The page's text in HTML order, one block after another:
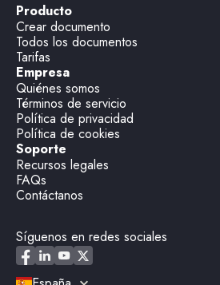
Producto
Crear documento
Todos los documentos
Tarifas
Empresa
Quiénes somos
Términos de servicio
Política de privacidad
Política de cookies
Soporte
Recursos legales
FAQs
Contáctanos
Síguenos en redes sociales